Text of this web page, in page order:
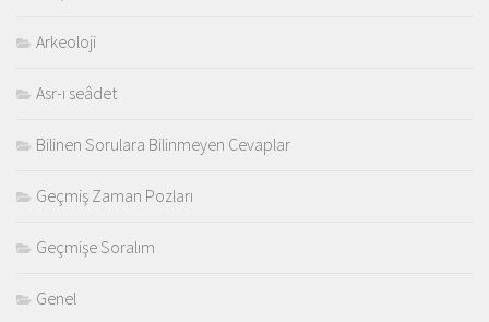
Arkeoloji
Asr-ı seâdet
Bilinen Sorulara Bilinmeyen Cevaplar
Geçmiş Zaman Pozları
Geçmişe Soralım
Genel